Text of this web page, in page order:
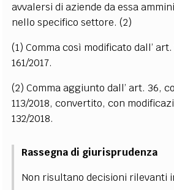
avvalersi di aziende da essa
nello specifico settore. (2)
(1) Comma così modificato dall’ art.
161/2017.
(2) Comma aggiunto dall’ art. 36,
113/2018, convertito, con
132/2018.
Rassegna di giurisprudenza
Non risultano decisioni rilevanti